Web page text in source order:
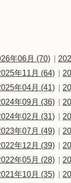
年06月 (70)
年11月 (64)
年04月 (41)
年09月 (36)
年02月 (31)
年07月 (49)
年12月 (39)
年05月 (28)
年10月 (35)